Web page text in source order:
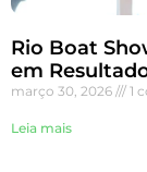
Rio Boat
em
março 30, 2026 1
Leia mais